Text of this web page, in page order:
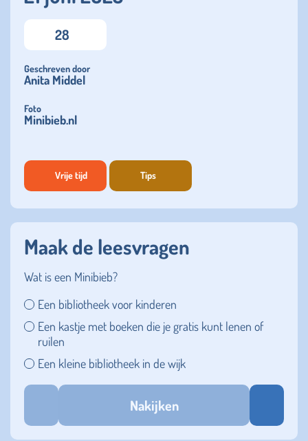
28
Geschreven door
Anita Middel
Foto
Minibieb.nl
Vrije tijd Tips
Maak de leesvragen
Wat is een Minibieb?
Een bibliotheek voor kinderen
Een kastje met boeken die je gratis kunt lenen of
ruilen
Een kleine bibliotheek in de wijk
Nakijken